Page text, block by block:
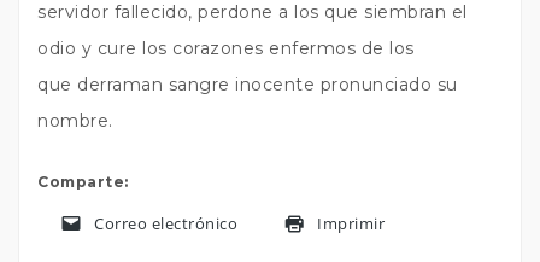
servidor fallecido, perdone a los que siembran el
odio y cure los corazones enfermos de los
que derraman sangre inocente pronunciado su
nombre.
Comparte:
Correo electrónico Imprimir